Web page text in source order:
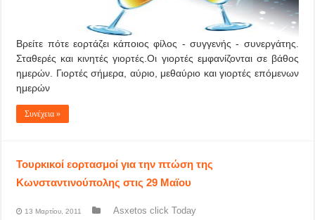
Βρείτε πότε εορτάζει κάποιος φίλος - συγγενής - συνεργάτης.
Σταθερές και κινητές γιορτές.Οι γιορτές εμφανίζονται σε βάθος
ημερών. Γιορτές σήμερα, αύριο, μεθαύριο και γιορτές επόμενων
ημερών
Συνέχεια »
Τουρκικοί εορτασμοί για την πτώση της
Κωνσταντινούπολης στις 29 Μαϊου
13 Μαρτίου, 2011 Asxetos click Today